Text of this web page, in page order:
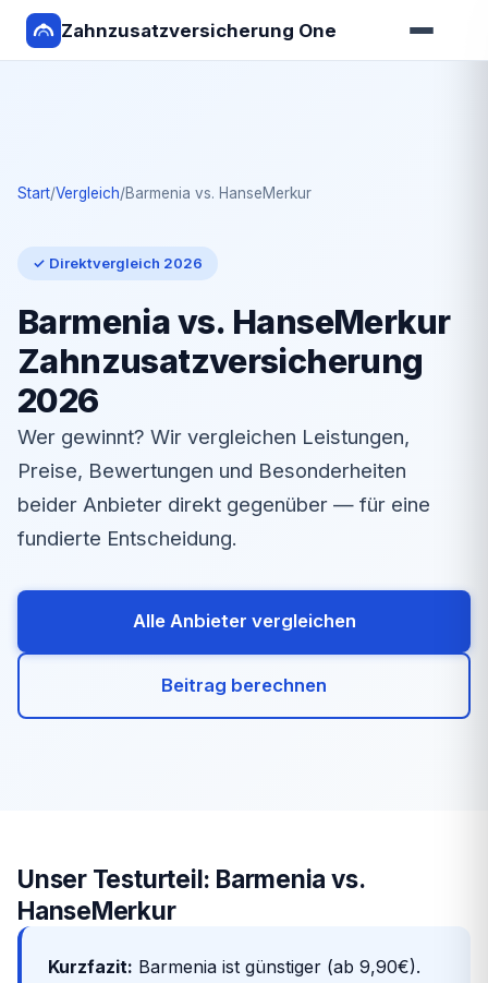
Zahnzusatzversicherung One
Start/Vergleich/Barmenia vs. HanseMerkur
✓ Direktvergleich 2026
Barmenia vs. HanseMerkur
Zahnzusatzversicherung
2026
Wer gewinnt? Wir vergleichen Leistungen,
Preise, Bewertungen und Besonderheiten
beider Anbieter direkt gegenüber — für eine
fundierte Entscheidung.
Alle Anbieter vergleichen
Beitrag berechnen
Unser Testurteil: Barmenia vs.
HanseMerkur
Kurzfazit: Barmenia ist günstiger (ab 9,90€).